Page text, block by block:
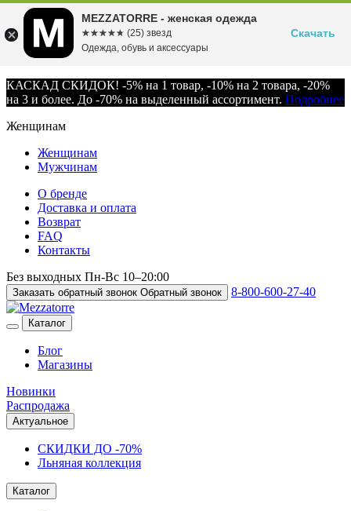
КАСКАД СКИДОК! -5% на 1 товар, -10% на 2 товара, -20%
на 3 и более. До -70% на выделенный ассортимент. Подробнее
Женщинам
Женщинам
Мужчинам
О бренде
Доставка и оплата
Возврат
FAQ
Контакты
Без выходных Пн-Вс 10–20:00
Заказать обратный звонок Обратный звонок 8-800-600-27-40
Каталог
Блог
Магазины
Новинки
Распродажа
Актуальное
СКИДКИ ДО -70%
Льняная коллекция
Каталог
MEZZATORRE - женская одежда
☆☆☆☆☆
★★★★★ (25) звезд
Одежда, обувь и аксессуары
Скачать